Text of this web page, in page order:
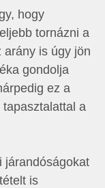
hogy
tornázni a
arány is úgy jön
gondolja
ez a
a
járandóságokat
is